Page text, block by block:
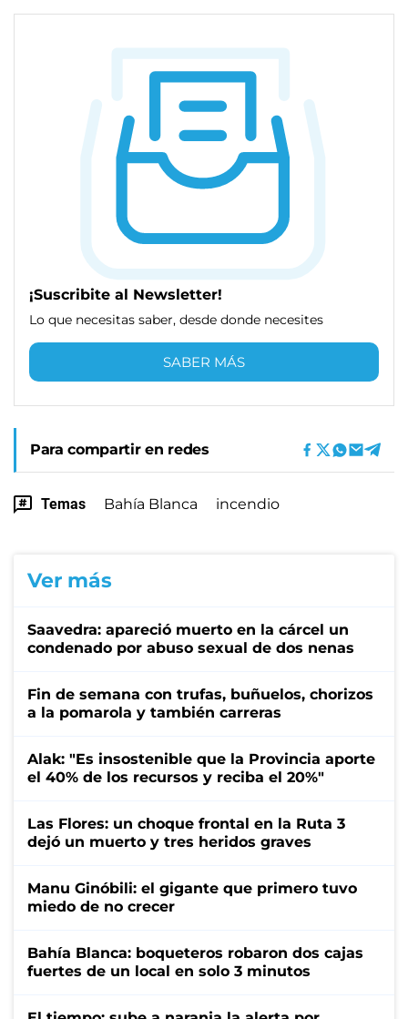
¡Suscribite al Newsletter!
Lo que necesitas saber, desde donde necesites
SABER MÁS
Para compartir en redes
Temas Bahía Blanca incendio
Ver más
Saavedra: apareció muerto en la cárcel un
condenado por abuso sexual de dos nenas
Fin de semana con trufas, buñuelos, chorizos
a la pomarola y también carreras
Alak: "Es insostenible que la Provincia aporte
el 40% de los recursos y reciba el 20%"
Las Flores: un choque frontal en la Ruta 3
dejó un muerto y tres heridos graves
Manu Ginóbili: el gigante que primero tuvo
miedo de no crecer
Bahía Blanca: boqueteros robaron dos cajas
fuertes de un local en solo 3 minutos